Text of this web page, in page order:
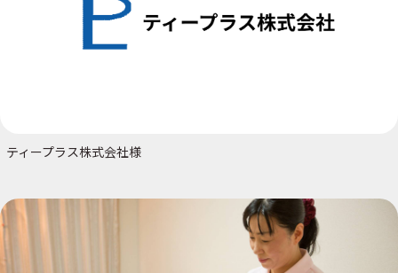
ティープラス株式会社様